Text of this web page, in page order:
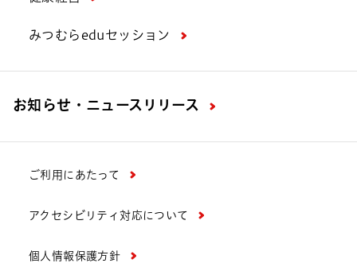
みつむらeduセッション
お知らせ・ニュースリリース
ご利用にあたって
アクセシビリティ対応について
個人情報保護方針